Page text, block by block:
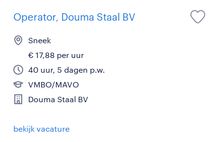
Operator, Douma Staal BV
Sneek
€ 17,88 per uur
40 uur, 5 dagen p.w.
VMBO/MAVO
Douma Staal BV
bekijk vacature